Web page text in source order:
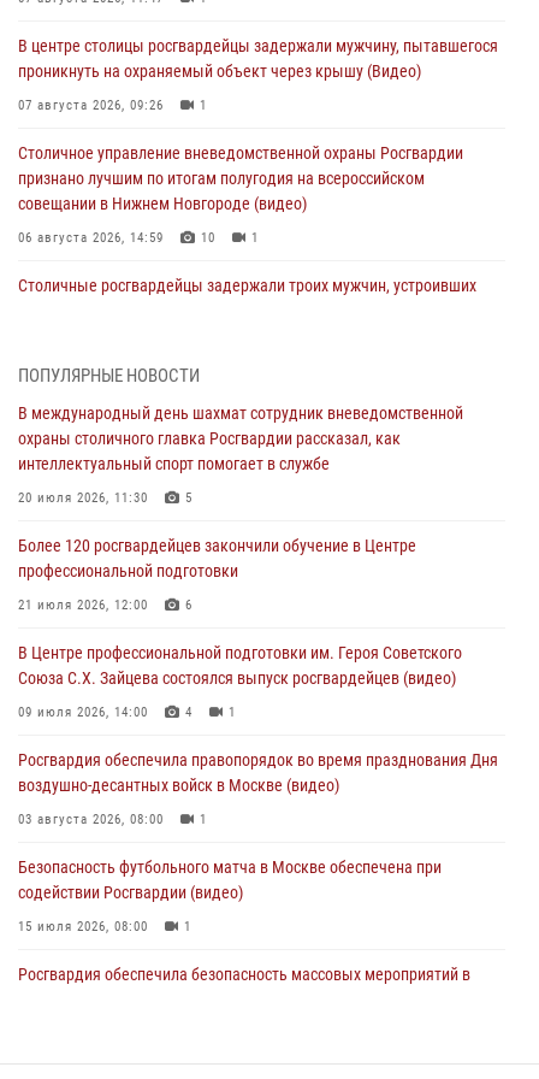
В центре столицы росгвардейцы задержали мужчину, пытавшегося
проникнуть на охраняемый объект через крышу (Видео)
07 августа 2026, 09:26 1
Столичное управление вневедомственной охраны Росгвардии
признано лучшим по итогам полугодия на всероссийском
совещании в Нижнем Новгороде (видео)
06 августа 2026, 14:59 10 1
Столичные росгвардейцы задержали троих мужчин, устроивших
матче в Москве обеспечила Росгвардия (видео)
06 августа 2026, 08:30
Столичные росгвардейцы задержали мужчину, устроившего дебош
05 августа 2026, 12:39
Московские росгвардейцы обеспечили безопасность проведения
05 августа 2026, 12:35
Делегация МВД Республики Беларусь ознакомилась с передовыми
04 августа 2026, 18:16 5
ПОПУЛЯРНЫЕ НОВОСТИ
В международный день шахмат сотрудник вневедомственной
охраны столичного главка Росгвардии рассказал, как
интеллектуальный спорт помогает в службе
20 июля 2026, 11:30 5
Более 120 росгвардейцев закончили обучение в Центре
профессиональной подготовки
21 июля 2026, 12:00 6
В Центре профессиональной подготовки им. Героя Советского
Союза С.Х. Зайцева состоялся выпуск росгвардейцев (видео)
09 июля 2026, 14:00 4 1
Росгвардия обеспечила правопорядок во время празднования Дня
воздушно-десантных войск в Москве (видео)
03 августа 2026, 08:00 1
Безопасность футбольного матча в Москве обеспечена при
содействии Росгвардии (видео)
15 июля 2026, 08:00 1
Росгвардия обеспечила безопасность массовых мероприятий в